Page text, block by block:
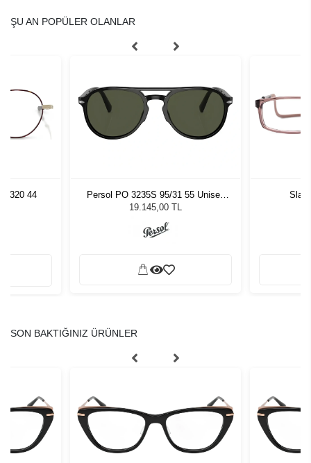
ŞU AN POPÜLER OLANLAR
5320 44
Persol PO 3235S 95/31 55 Unisex
Güneş Gözlüğü
19.145,00 TL
SON BAKTIĞINIZ ÜRÜNLER